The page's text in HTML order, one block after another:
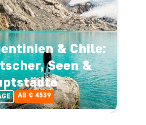
& Chile:
Seen &
AB € 4539